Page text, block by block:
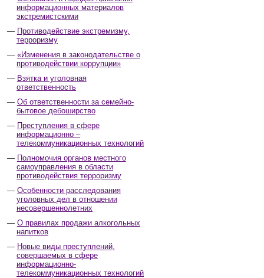
информационных материалов
экстремистскими
Противодействие экстремизму,
терроризму
«Изменения в законодательстве о
противодействии коррупции»
Взятка и уголовная
ответственность
Об ответственности за семейно-
бытовое дебоширство
Преступления в сфере
информационно –
телекоммуникационных технологий
Полномочия органов местного
самоуправления в области
противодействия терроризму
Особенности расследования
уголовных дел в отношении
несовершеннолетних
О правилах продажи алкогольных
напитков
Новые виды преступлений,
совершаемых в сфере
информационно-
телекоммуникационных технологий